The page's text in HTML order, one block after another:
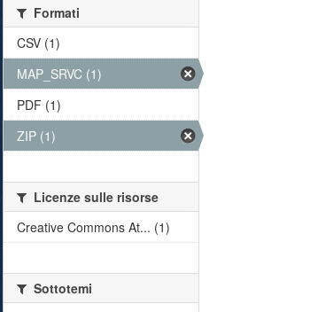
Formati
CSV (1)
MAP_SRVC (1)
PDF (1)
ZIP (1)
Licenze sulle risorse
Creative Commons At... (1)
Sottotemi